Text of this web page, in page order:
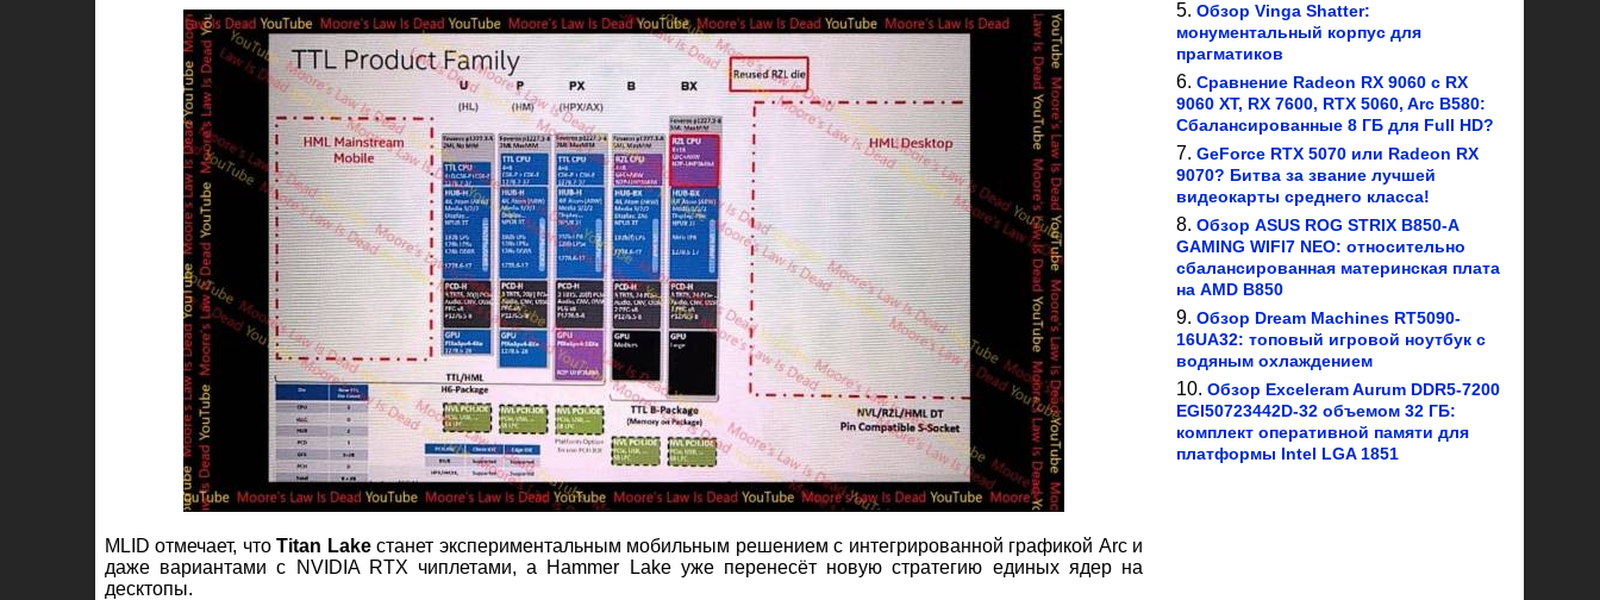
MLID отмечает, чтоTitan Lakeстанет экспериментальным мобильным решением с интегрированной графикой Arc и
даже вариантами с NVIDIA RTX чиплетами, а Hammer Lake уже перенесёт новую стратегию единых ядер на
десктопы.
Обзор Vinga Shatter:
монументальный корпус для
прагматиков
Сравнение Radeon RX 9060 с RX
9060 XT, RX 7600, RTX 5060, Arc B580:
Сбалансированные 8 ГБ для Full HD?
GeForce RTX 5070 или Radeon RX
9070? Битва за звание лучшей
видеокарты среднего класса!
Обзор ASUS ROG STRIX B850-A
GAMING WIFI7 NEO: относительно
сбалансированная материнская плата
на AMD B850
Обзор Dream Machines RT5090-
16UA32: топовый игровой ноутбук с
водяным охлаждением
Обзор Exceleram Aurum DDR5-7200
EGI50723442D-32 объемом 32 ГБ:
комплект оперативной памяти для
платформы Intel LGA 1851